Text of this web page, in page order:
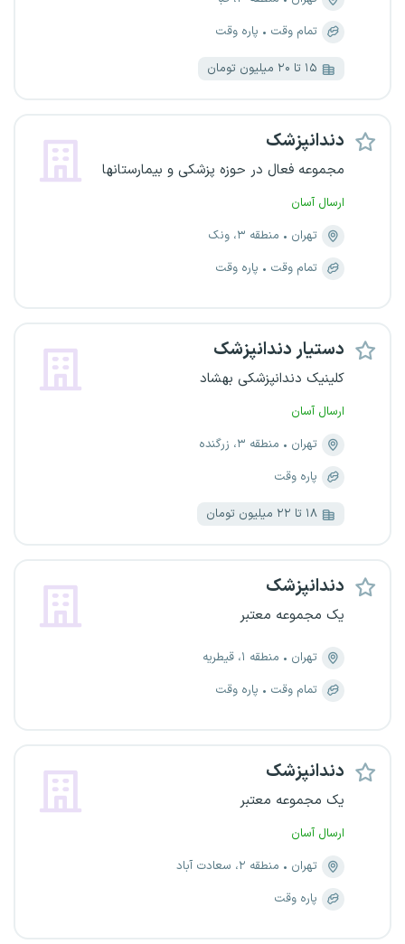
تمام وقت
پاره وقت
۱۵ تا ۲۰ میلیون تومان
دندانپزشک
مجموعه فعال در حوزه پزشکی و بیمارستانها
ارسال آسان
تهران
منطقه ۳، ونک
تمام وقت
پاره وقت
دستیار دندانپزشک
کلینیک دندانپزشکی بهشاد
ارسال آسان
تهران
منطقه ۳، زرگنده
پاره وقت
۱۸ تا ۲۲ میلیون تومان
دندانپزشک
یک مجموعه معتبر
تهران
منطقه ۱، قیطریه
تمام وقت
پاره وقت
دندانپزشک
یک مجموعه معتبر
ارسال آسان
تهران
منطقه ۲، سعادت آباد
پاره وقت